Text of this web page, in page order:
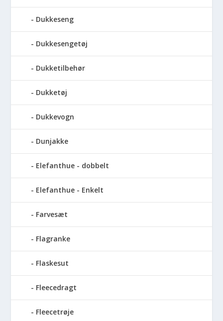
Dukkeseng
Dukkesengetøj
Dukketilbehør
Dukketøj
Dukkevogn
Dunjakke
Elefanthue - dobbelt
Elefanthue - Enkelt
Farvesæt
Flagranke
Flaskesut
Fleecedragt
Fleecetrøje